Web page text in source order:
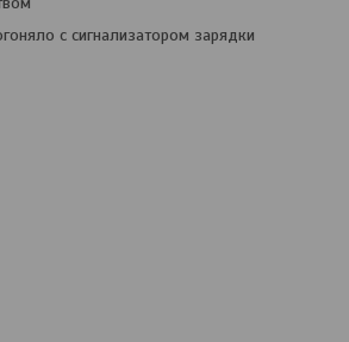
с сигнализатором зарядки